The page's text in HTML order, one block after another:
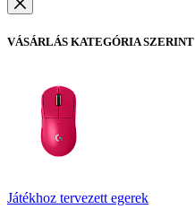
VÁSÁRLÁS KATEGÓRIA SZERINT
Játékhoz tervezett egerek